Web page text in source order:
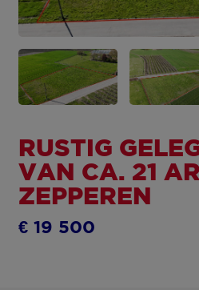
RUSTIG
VAN CA. 21
ZEPPEREN
€ 19 500